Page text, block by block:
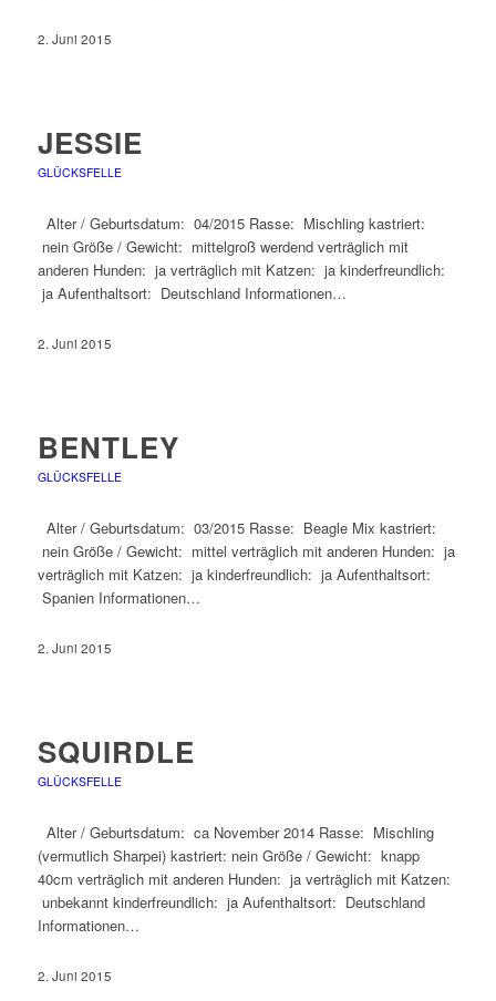
2. Juni 2015
JESSIE
GLÜCKSFELLE
Alter / Geburtsdatum: 04/2015 Rasse: Mischling kastriert:
nein Größe / Gewicht: mittelgroß werdend verträglich mit
anderen Hunden: ja verträglich mit Katzen: ja kinderfreundlich:
ja Aufenthaltsort: Deutschland Informationen…
2. Juni 2015
BENTLEY
GLÜCKSFELLE
Alter / Geburtsdatum: 03/2015 Rasse: Beagle Mix kastriert:
nein Größe / Gewicht: mittel verträglich mit anderen Hunden: ja
verträglich mit Katzen: ja kinderfreundlich: ja Aufenthaltsort:
Spanien Informationen…
2. Juni 2015
SQUIRDLE
GLÜCKSFELLE
Alter / Geburtsdatum: ca November 2014 Rasse: Mischling
(vermutlich Sharpei) kastriert: nein Größe / Gewicht: knapp
40cm verträglich mit anderen Hunden: ja verträglich mit Katzen:
unbekannt kinderfreundlich: ja Aufenthaltsort: Deutschland
Informationen…
2. Juni 2015